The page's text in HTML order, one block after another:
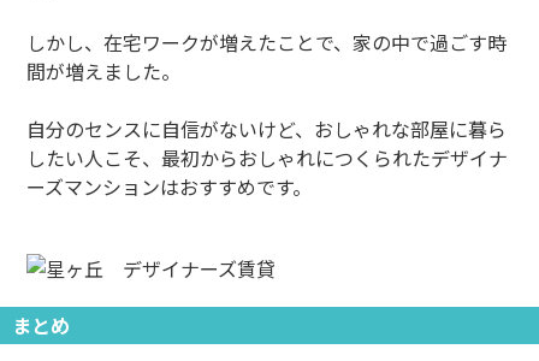
しかし、在宅ワークが増えたことで、家の中で過ごす時
間が増えました。
自分のセンスに自信がないけど、おしゃれな部屋に暮ら
したい人こそ、最初からおしゃれにつくられたデザイナ
ーズマンションはおすすめです。
まとめ